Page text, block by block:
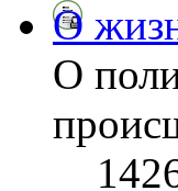
О
О